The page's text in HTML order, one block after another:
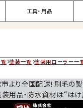
塗装一覧 塗装用ローラー一
工具・用品
より全国配送！刷毛の製
用品・防水資材は“は